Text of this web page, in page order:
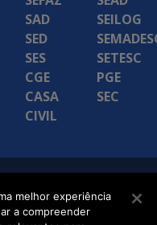
SAD
SED
SES
CGE
CASA
CIVIL
SEILOG
SETESC
PGE
SEC
melhor experiência
a compreender